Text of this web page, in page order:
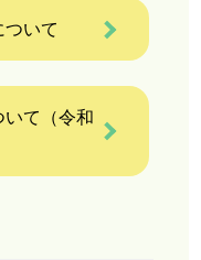
いて
て（令和